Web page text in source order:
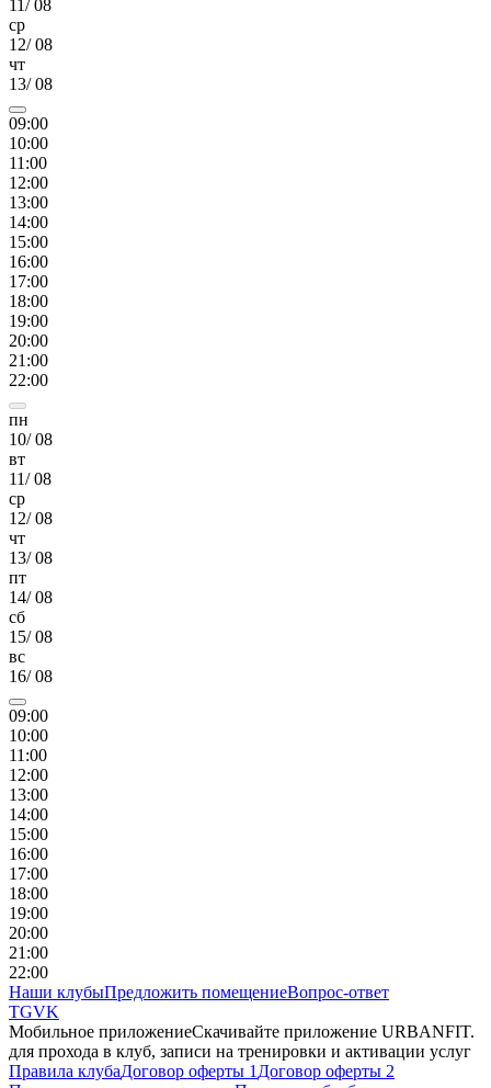
11/08
ср
12/08
чт
13/08
09:00
10:00
11 :00
12:00
13:00
14:00
15:00
16:00
17:00
18:00
19:00
20:00
21 :00
22:00
пн
10/08
вт
11/08
ср
12/08
чт
13/08
пт
14/08
сб
15/08
вс
16/08
09:00
10:00
11 :00
12:00
13:00
14:00
15:00
16:00
17:00
18:00
19:00
20:00
21 :00
22:00
Наши клубыПредложить помещениеВопрос-ответ
TGVK
Мобильное приложениеСкачивайте приложение URBANFIT.
для прохода в клуб, записи на тренировки и активации услуг
Правила клубаДоговор оферты 1 Договор оферты 2